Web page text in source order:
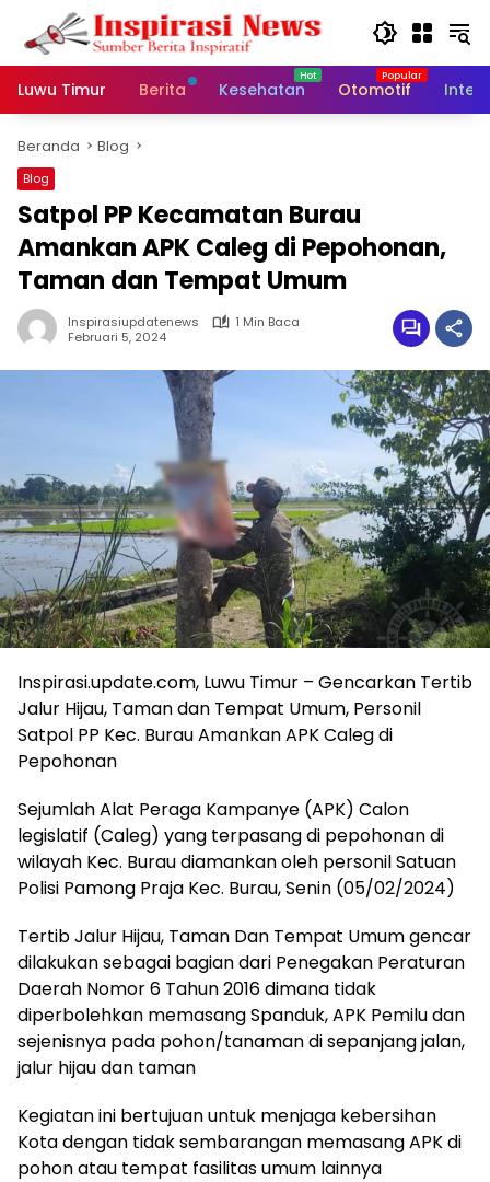
Langsung
konten
Luwu Timur
Berita Kesehatan Otomotif
Beranda Blog
Blog
Satpol PP Kecamatan Burau
Amankan APK Caleg di Pepohonan,
Taman dan Tempat Umum
Inspirasiupdatenews
1 Min Baca
Februari 5, 2024
Inspirasi.update.com, Luwu Timur – Gencarkan Tertib
Jalur Hijau, Taman dan Tempat Umum, Personil
Satpol PP Kec. Burau Amankan APK Caleg di
Pepohonan
Sejumlah Alat Peraga Kampanye (APK) Calon
legislatif (Caleg) yang terpasang di pepohonan di
wilayah Kec. Burau diamankan oleh personil Satuan
Polisi Pamong Praja Kec. Burau, Senin (05/02/2024)
Tertib Jalur Hijau, Taman Dan Tempat Umum gencar
dilakukan sebagai bagian dari Penegakan Peraturan
Daerah Nomor 6 Tahun 2016 dimana tidak
diperbolehkan memasang Spanduk, APK Pemilu dan
sejenisnya pada pohon/tanaman di sepanjang jalan,
jalur hijau dan taman
Kegiatan ini bertujuan untuk menjaga kebersihan
Kota dengan tidak sembarangan memasang APK di
pohon atau tempat fasilitas umum lainnya